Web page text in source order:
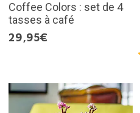
Coffee Colors : set de 4
tasses à café
29,95€